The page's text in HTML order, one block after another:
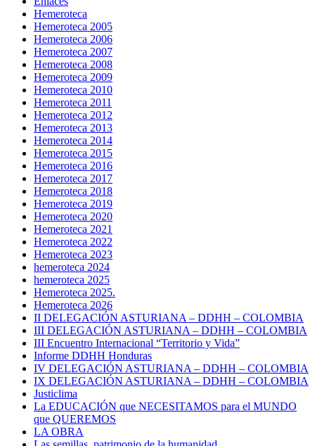
Hemeroteca
Hemeroteca 2005
Hemeroteca 2006
Hemeroteca 2007
Hemeroteca 2008
Hemeroteca 2009
Hemeroteca 2010
Hemeroteca 2011
Hemeroteca 2012
Hemeroteca 2013
Hemeroteca 2014
Hemeroteca 2015
Hemeroteca 2016
Hemeroteca 2017
Hemeroteca 2018
Hemeroteca 2019
Hemeroteca 2020
Hemeroteca 2021
Hemeroteca 2022
Hemeroteca 2023
hemeroteca 2024
hemeroteca 2025
Hemeroteca 2025.
Hemeroteca 2026
II DELEGACIÓN ASTURIANA – DDHH – COLOMBIA
III DELEGACIÓN ASTURIANA – DDHH – COLOMBIA
III Encuentro Internacional “Territorio y Vida”
Informe DDHH Honduras
IV DELEGACIÓN ASTURIANA – DDHH – COLOMBIA
IX DELEGACIÓN ASTURIANA – DDHH – COLOMBIA
Justiclima
La EDUCACIÓN que NECESITAMOS para el MUNDO
que QUEREMOS
LA OBRA